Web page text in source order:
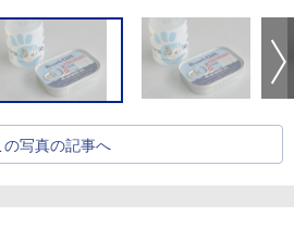
の写真の記事へ